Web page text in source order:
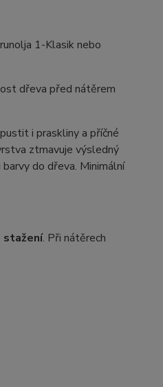
1-Klasik nebo
dřeva před nátěrem
i praskliny a příčné
ztmavuje výsledný
do dřeva. Minimální
stažení. Při nátěrech